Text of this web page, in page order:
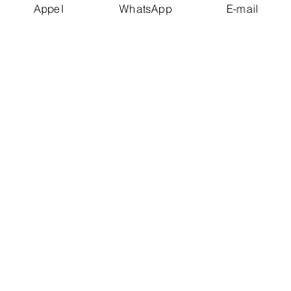
Appel WhatsApp E-mail